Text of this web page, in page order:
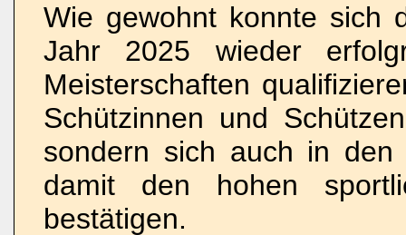
Wie gewohnt konnte sich
Jahr 2025 wieder
Meisterschaften
Schützinnen und
sondern sich auch in den
damit den hohen
bestätigen.